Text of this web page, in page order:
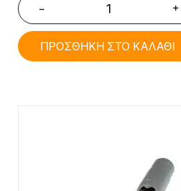
− +
ΠΡΟΣΘΗΚΗ ΣΤΟ ΚΑΛΑΘΙ